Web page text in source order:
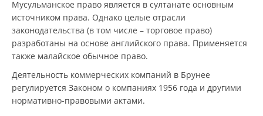
Мусульманское право является в султанате основным
источником права. Однако целые отрасли
законодательства (в том числе – торговое право)
разработаны на основе английского права. Применяется
также малайское обычное право.
Деятельность коммерческих компаний в Брунее
регулируется Законом о компаниях 1956 года и другими
нормативно-правовыми актами.